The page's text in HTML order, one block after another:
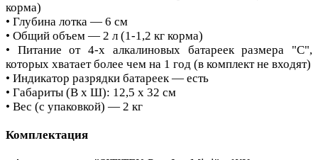
корма)
• Глубина лотка — 6 см
• Общий объем — 2 л (1-1,2 кг корма)
• Питание от 4-х алкалиновых батареек размера "C",
которых хватает более чем на 1 год (в комплект не входят)
• Индикатор разрядки батареек — есть
• Габариты (В х Ш): 12,5 х 32 см
• Вес (с упаковкой) — 2 кг
Комплектация